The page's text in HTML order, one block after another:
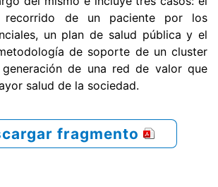
de un paciente por los
un plan de salud pública y el
de soporte de un cluster
de una red de valor que
salud de la sociedad.
fragmento